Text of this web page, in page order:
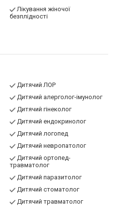
Лікування жіночої
безплідності
Дитячий ЛОР
Дитячий алерголог-імунолог
Дитячий гінеколог
Дитячий ендокринолог
Дитячий логопед
Дитячий невропатолог
Дитячий ортопед-
травматолог
Дитячий паразитолог
Дитячий стоматолог
Дитячий травматолог